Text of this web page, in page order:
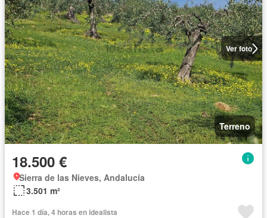
Ver foto
Terreno
18.500 €
Sierra de las Nieves, Andalucía
3.501 m²
Hace 1 día, 4 horas en idealista